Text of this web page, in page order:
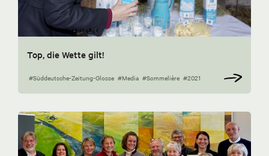
Top, die Wette gilt!
#Süddeutsche-Zeitung-Glosse #Media #Sommelière #2021